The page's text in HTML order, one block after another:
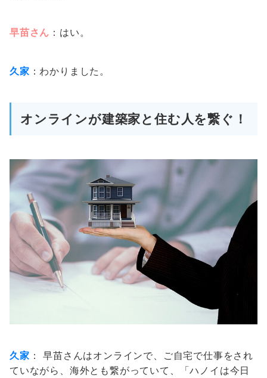
早苗さん ：はい。
久家 ：わかりました。
オンラインが建築家と住む人を繋ぐ！
久家 ： 早苗さんはオンラインで、ご自宅で仕事をされ
ていながら、海外とも繋がっていて、「ハノイは今日